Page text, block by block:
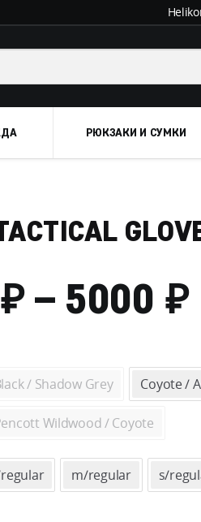
РЮКЗАКИ И СУМКИ
₽ – 5000 ₽
/ Shadow Grey Coyote /
Wildwood / Coyote
m/regular s/